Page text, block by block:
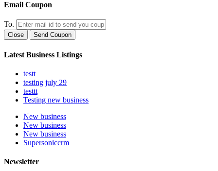
Email Coupon
To.
Close Send Coupon
Latest Business Listings
testt
testing july 29
testtt
Testing new business
New business
New business
New business
Supersoniccrm
Newsletter